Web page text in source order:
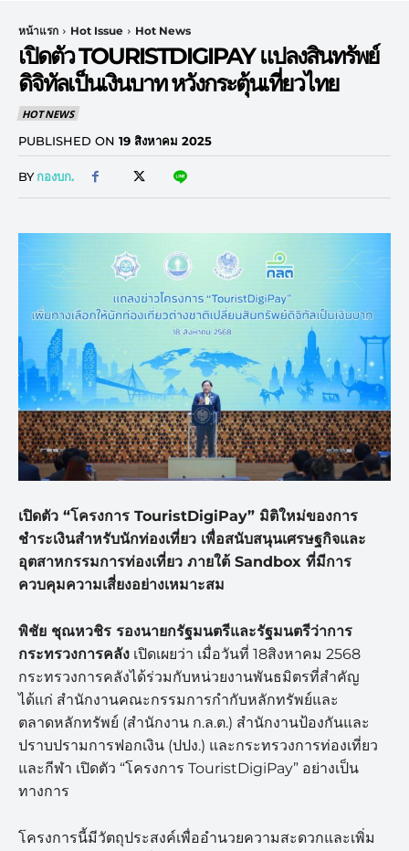
หน้าแรก Hot Issue Hot News
เปิดตัว TOURISTDIGIPAY แปลงสินทรัพย์
ดิจิทัลเป็นเงินบาท หวังกระตุ้นเที่ยวไทย
HOT NEWS
PUBLISHED ON 19 สิงหาคม 2025
BY กองบก.
เปิดตัว “โครงการ TouristDigiPay” มิติใหม่ของการ
ชำระเงินสำหรับนักท่องเที่ยว เพื่อสนับสนุนเศรษฐกิจและ
อุตสาหกรรมการท่องเที่ยว ภายใต้ Sandbox ที่มีการ
ควบคุมความเสี่ยงอย่างเหมาะสม
พิชัย ชุณหวชิร รองนายกรัฐมนตรีและรัฐมนตรีว่าการ
กระทรวงการคลัง เปิดเผยว่า เมื่อวันที่ 18สิงหาคม 2568
กระทรวงการคลังได้ร่วมกับหน่วยงานพันธมิตรที่สำคัญ
ได้แก่ สำนักงานคณะกรรมการกำกับหลักทรัพย์และ
ตลาดหลักทรัพย์ (สำนักงาน ก.ล.ต.) สำนักงานป้องกันและ
ปราบปรามการฟอกเงิน (ปปง.) และกระทรวงการท่องเที่ยว
และกีฬา เปิดตัว “โครงการ TouristDigiPay” อย่างเป็น
ทางการ
โครงการนี้มีวัตถุประสงค์เพื่ออำนวยความสะดวกและเพิ่ม